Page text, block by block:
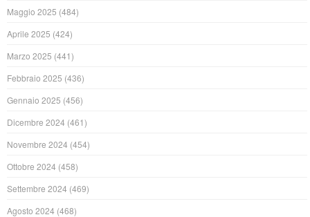
Maggio 2025 (484)
Aprile 2025 (424)
Marzo 2025 (441)
Febbraio 2025 (436)
Gennaio 2025 (456)
Dicembre 2024 (461)
Novembre 2024 (454)
Ottobre 2024 (458)
Settembre 2024 (469)
Agosto 2024 (468)